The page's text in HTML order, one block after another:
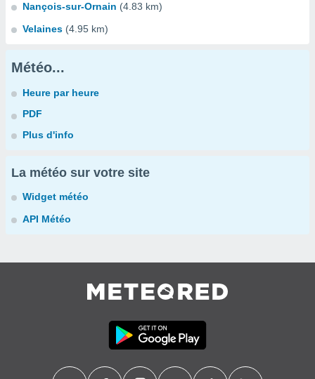
Nançois-sur-Ornain (4.83 km)
Velaines (4.95 km)
Météo...
Heure par heure
PDF
Plus d'info
La météo sur votre site
Widget météo
API Météo